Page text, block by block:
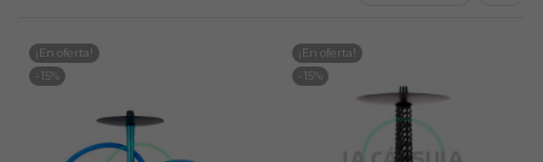
¡En oferta!
-15%
¡En oferta!
-15%